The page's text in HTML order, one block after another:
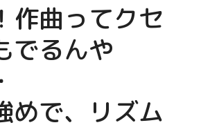
作曲ってクセ
でるんや
めで、リズム